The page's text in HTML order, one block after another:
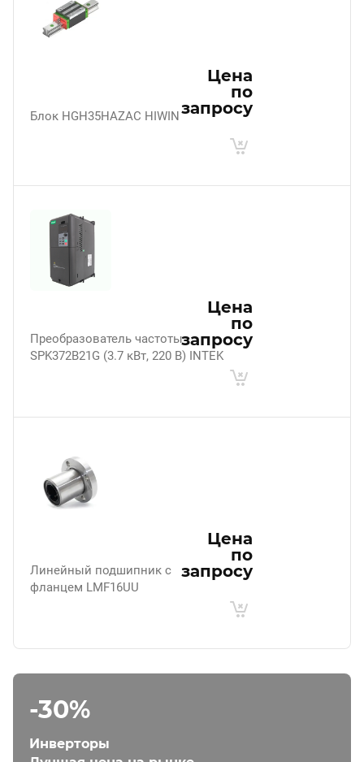
Блок HGH35HAZAC HIWIN
Цена
по
запросу
Преобразователь частоты
SPK372B21G (3.7 кВт, 220 В) INTEK
Цена
по
запросу
Линейный подшипник с
фланцем LMF16UU
Цена
по
запросу
-30%
Инверторы